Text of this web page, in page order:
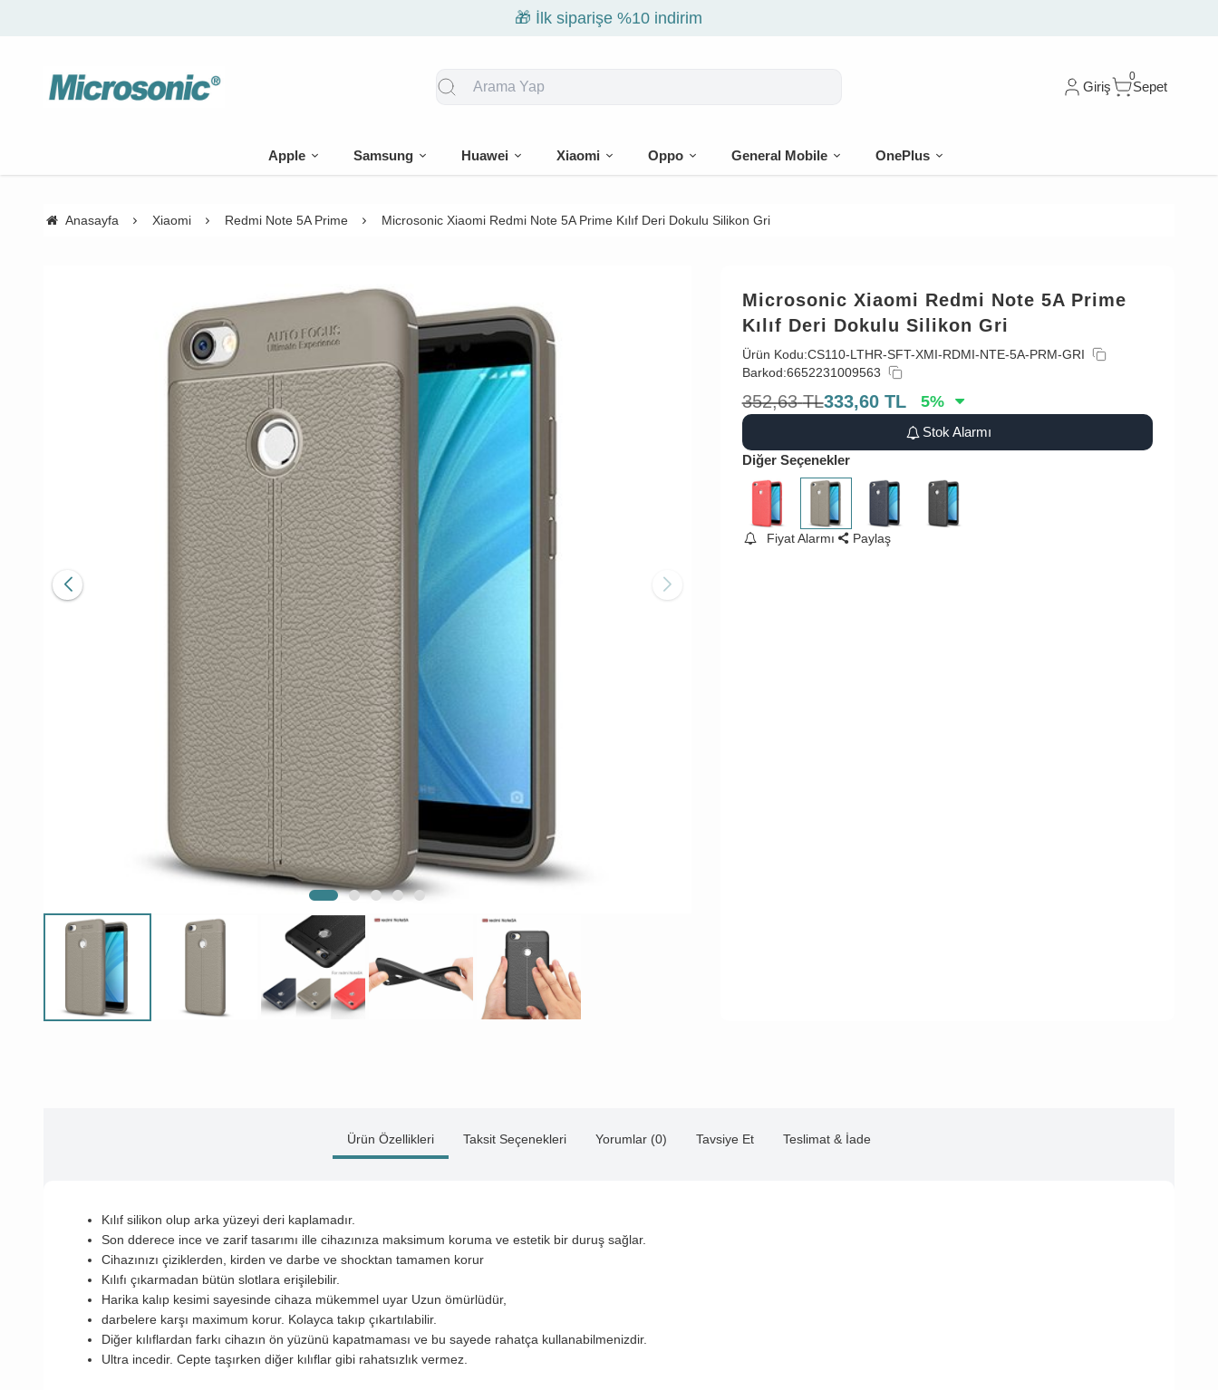
🎁 İlk siparişe %10 indirim
Giriş
0
Sepet
Apple Samsung Huawei Xiaomi Oppo General Mobile OnePlus
Anasayfa Xiaomi Redmi Note 5A Prime Microsonic Xiaomi Redmi Note 5A Prime Kılıf Deri Dokulu Silikon Gri
Microsonic Xiaomi Redmi Note 5A Prime
Kılıf Deri Dokulu Silikon Gri
Ürün Kodu:CS110-LTHR-SFT-XMI-RDMI-NTE-5A-PRM-GRI
Barkod:6652231009563
352,63 TL333,60 TL 5%
Stok Alarmı
Diğer Seçenekler
Fiyat Alarmı Paylaş
Ürün Özellikleri Taksit Seçenekleri Yorumlar (0) Tavsiye Et Teslimat & İade
Kılıf silikon olup arka yüzeyi deri kaplamadır.
Son dderece ince ve zarif tasarımı ille cihazınıza maksimum koruma ve estetik bir duruş sağlar.
Cihazınızı çiziklerden, kirden ve darbe ve shocktan tamamen korur
Kılıfı çıkarmadan bütün slotlara erişilebilir.
Harika kalıp kesimi sayesinde cihaza mükemmel uyar Uzun ömürlüdür,
darbelere karşı maximum korur. Kolayca takıp çıkartılabilir.
Diğer kılıflardan farkı cihazın ön yüzünü kapatmaması ve bu sayede rahatça kullanabilmenizdir.
Ultra incedir. Cepte taşırken diğer kılıflar gibi rahatsızlık vermez.